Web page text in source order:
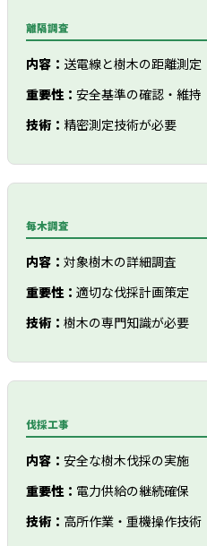
離隔調査
内容： 送電線と樹木の距離測定
重要性： 安全基準の確認・維持
技術： 精密測定技術が必要
毎木調査
内容： 対象樹木の詳細調査
重要性： 適切な伐採計画策定
技術： 樹木の専門知識が必要
伐採工事
内容： 安全な樹木伐採の実施
重要性： 電力供給の継続確保
技術： 高所作業・重機操作技術